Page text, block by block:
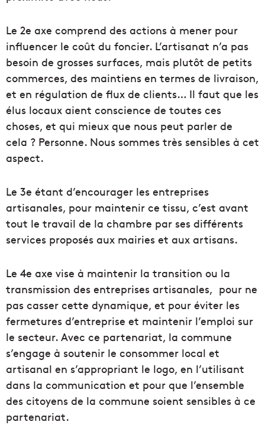
Le 2e axe comprend des actions à mener pour
influencer le coût du foncier. L’artisanat n’a pas
besoin de grosses surfaces, mais plutôt de petits
commerces, des maintiens en termes de livraison,
et en régulation de flux de clients… Il faut que les
élus locaux aient conscience de toutes ces
choses, et qui mieux que nous peut parler de
cela ? Personne. Nous sommes très sensibles à cet
aspect.
Le 3e étant d’encourager les entreprises
artisanales, pour maintenir ce tissu, c’est avant
tout le travail de la chambre par ses différents
services proposés aux mairies et aux artisans.
Le 4e axe vise à maintenir la transition ou la
transmission des entreprises artisanales, pour ne
pas casser cette dynamique, et pour éviter les
fermetures d’entreprise et maintenir l’emploi sur
le secteur. Avec ce partenariat, la commune
s’engage à soutenir le consommer local et
artisanal en s’appropriant le logo, en l’utilisant
dans la communication et pour que l’ensemble
des citoyens de la commune soient sensibles à ce
partenariat.